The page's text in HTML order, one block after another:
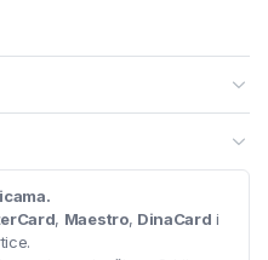
funkcionalnost,
, Maestro, DinaCard i